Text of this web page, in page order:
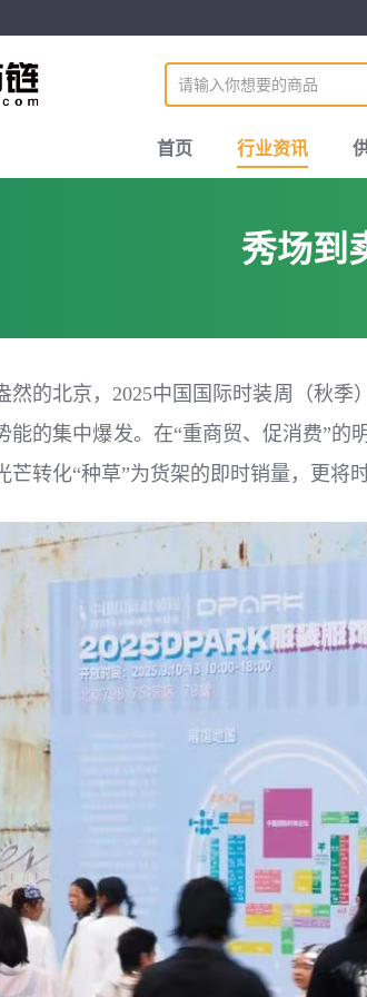
首页 行业资讯
秀场到
然的北京，2025中国国际时装周（秋
能的集中爆发。在“重商贸、促消费”
芒转化“种草”为货架的即时销量，更将